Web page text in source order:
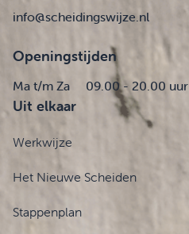
info@scheidingswijze.nl
Openingstijden
Ma t/m Za 09.00 - 20.00 uur
Uit elkaar
Werkwijze
Het Nieuwe Scheiden
Stappenplan